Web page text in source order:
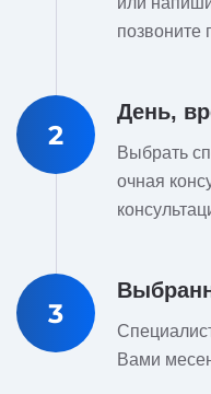
позвоните
2
День,
Выбрать
очная
3
Вами